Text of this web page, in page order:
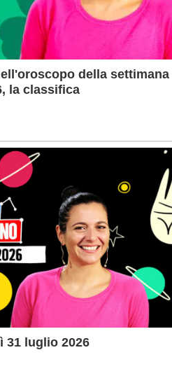
della settimana
la classifica
31 luglio 2026